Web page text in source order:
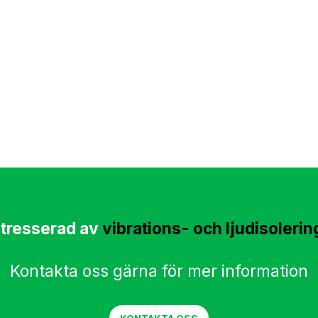
avvibrations- och
Kontakta oss gärna för mer information